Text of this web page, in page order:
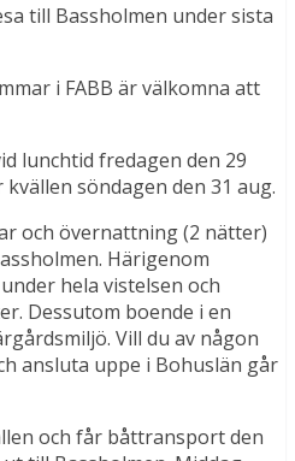
till Bassholmen under sista
i FABB är välkomna att
lunchtid fredagen den 29
söndagen den 31 aug.
och övernattning (2 nätter)
Härigenom
hela vistelsen och
Dessutom boende i en
Vill du av någon
ansluta uppe i Bohuslän går
och får båttransport den